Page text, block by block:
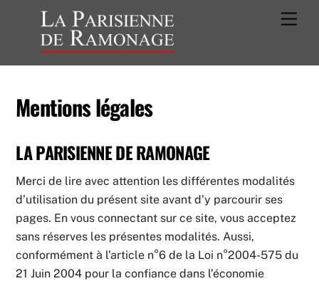
Mentions légales
LA PARISIENNE DE RAMONAGE
Merci de lire avec attention les différentes modalités
d’utilisation du présent site avant d’y parcourir ses
pages. En vous connectant sur ce site, vous acceptez
sans réserves les présentes modalités. Aussi,
conformément à l’article n°6 de la Loi n°2004-575 du
21 Juin 2004 pour la confiance dans l’économie